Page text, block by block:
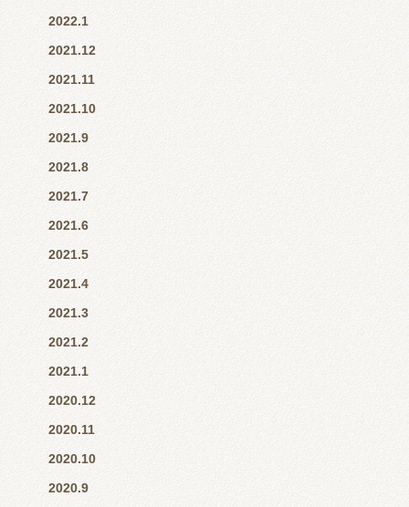
2022.1
2021.12
2021.11
2021.10
2021.9
2021.8
2021.7
2021.6
2021.5
2021.4
2021.3
2021.2
2021.1
2020.12
2020.11
2020.10
2020.9